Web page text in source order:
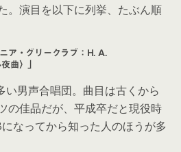
。演目を以下に列挙、たぶん順
ア・グリークラブ：H. A.
曲〉」
い男声合唱団。曲目は古くから
の佳品だが、平成卒だと現役時
なってから知った人のほうが多